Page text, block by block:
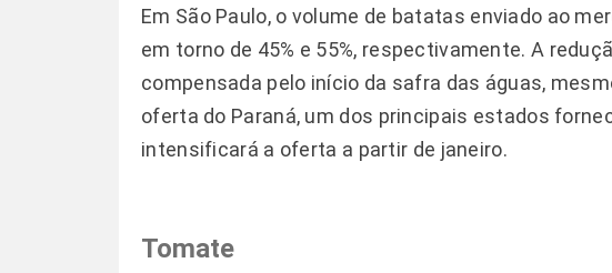
Em São Paulo, o volume de batatas enviado ao
em torno de 45% e 55%, respectivamente. A
compensada pelo início da safra das águas,
oferta do Paraná, um dos principais estados
intensificará a oferta a partir de janeiro.
Tomate